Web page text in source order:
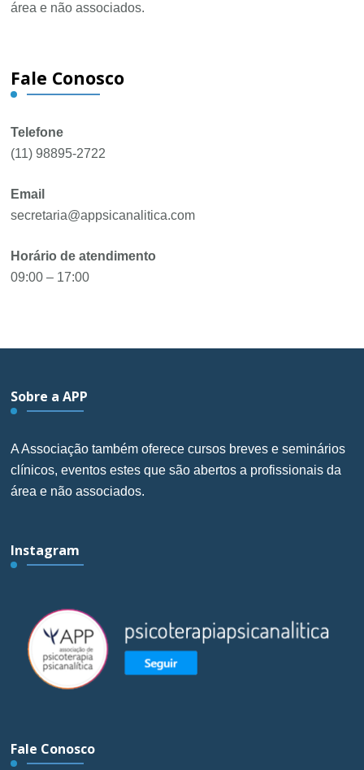
área e não associados.
Fale Conosco
Telefone
(11) 98895-2722
Email
secretaria@appsicanalitica.com
Horário de atendimento
09:00 – 17:00
Sobre a APP
A Associação também oferece cursos breves e seminários
clínicos, eventos estes que são abertos a profissionais da
área e não associados.
Instagram
Fale Conosco